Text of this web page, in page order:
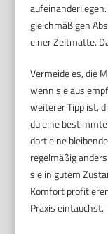
gleichmäßigen
einer Zeltmatte.
Vermeide es, die
wenn sie aus
weiterer Tipp ist,
du eine
dort eine
regelmäßig
sie in gutem
Komfort
Praxis eintauchst.